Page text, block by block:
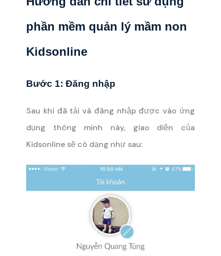
phần mềm quản lý mầm non
Kidsonline
Bước 1: Đăng nhập
Sau khi đã tải và đăng nhập được vào ứng
dụng thông minh này, giao diện của
Kidsonline sẽ có dạng như sau: